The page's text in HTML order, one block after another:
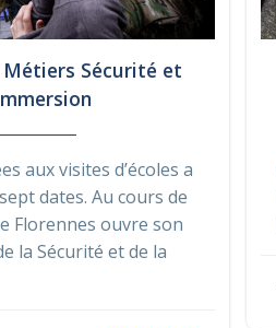
Métiers Sécurité et
aux visites d’écoles a
dates. Au cours de
Florennes ouvre son
la Sécurité et de la